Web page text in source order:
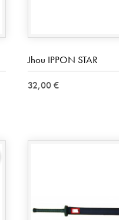
Jhou IPPON STAR
32,00 €